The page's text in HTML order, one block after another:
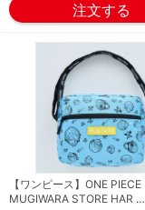
【ワンピース】ONE PIECE
MUGIWARA STORE HAR …